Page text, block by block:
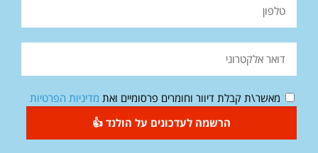
מאשר\ת קבלת דיוור וחומרים פרסומיים ואת מדיניות הפרטיות
הרשמה לעדכונים על הולנד 👍